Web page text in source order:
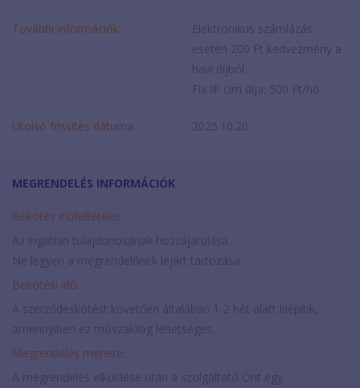
További információk:
Elektronikus számlázás
esetén 200 Ft kedvezmény a
havi díjból.
Fix IP cím díja: 500 Ft/hó
Utolsó frissítés dátuma: 2025.10.20.
MEGRENDELÉS INFORMÁCIÓK
Bekötés előfeltételei:
Bekötési idő:
Megrendelés menete: